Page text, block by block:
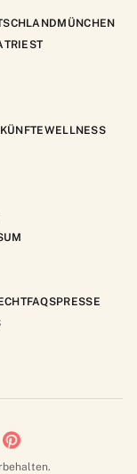
MÜNCHEN
TRIEST
WELLNESS
FAQSPRESSE